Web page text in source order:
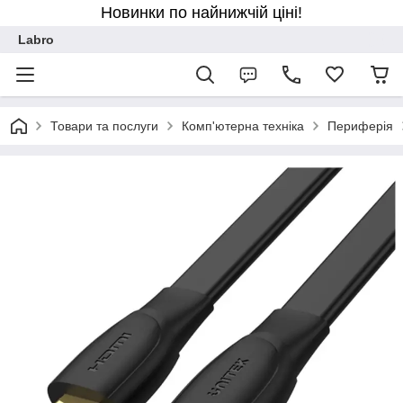
Новинки по найнижчій ціні!
Labro
Товари та послуги Комп'ютерна техніка Периферія